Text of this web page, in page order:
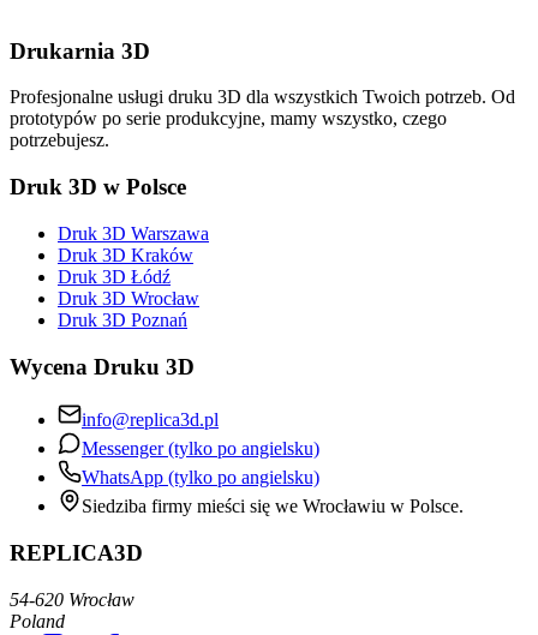
Drukarnia 3D
Profesjonalne usługi druku 3D dla wszystkich Twoich potrzeb. Od
prototypów po serie produkcyjne, mamy wszystko, czego
potrzebujesz.
Druk 3D w Polsce
Druk 3D Warszawa
Druk 3D Kraków
Druk 3D Łódź
Druk 3D Wrocław
Druk 3D Poznań
Wycena Druku 3D
info@replica3d.pl
Messenger (tylko po angielsku)
WhatsApp (tylko po angielsku)
Siedziba firmy mieści się we Wrocławiu w Polsce.
REPLICA3D
54-620 Wrocław
Poland